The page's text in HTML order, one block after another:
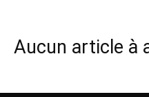
Aucun article à